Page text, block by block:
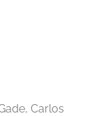
Carlos